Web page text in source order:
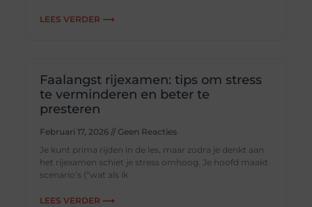
LEES VERDER ⟶
Faalangst rijexamen: tips om stress
te verminderen en beter te
presteren
Februari 17, 2026
Geen Reacties
Je kunt prima rijden in de les, maar zodra je denkt aan
het rijexamen schiet je stress omhoog. Je hoofd maakt
scenario’s (“wat als ik
LEES VERDER ⟶